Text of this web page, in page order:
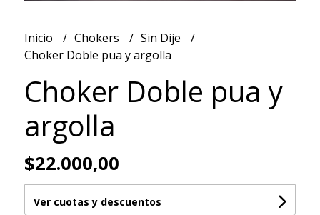
Inicio Chokers
Sin Dije
Choker Doble pua y argolla
Choker Doble pua y
argolla
$22.000,00
Ver cuotas y descuentos